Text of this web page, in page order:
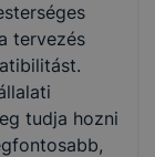
tervezés
tudja hozni